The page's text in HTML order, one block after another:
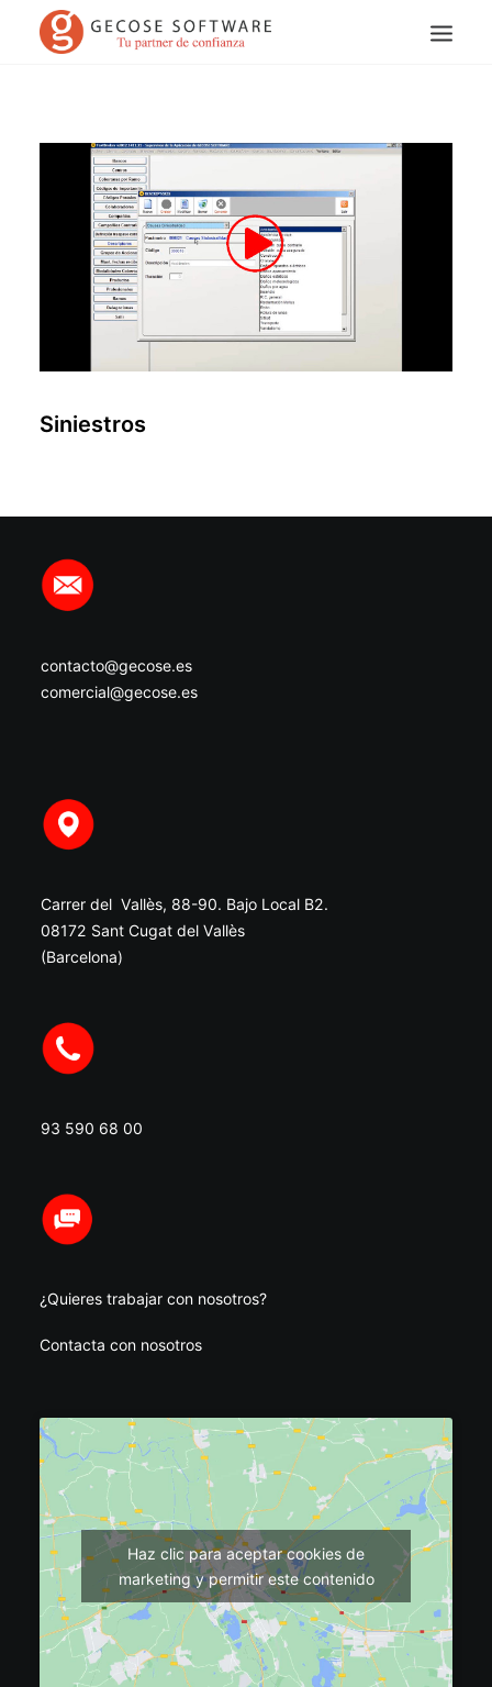
Search
Siniestros
Carrer del Vallès, 88-90. Bajo Local B2.
08172 Sant Cugat del Vallès
(Barcelona)
93 590 68 00
contacto@gecose.es
comercial@gecose.es
¿Quieres trabajar con nosotros?
Contacta con nosotros
Haz clic para aceptar cookies de
marketing y permitir este contenido